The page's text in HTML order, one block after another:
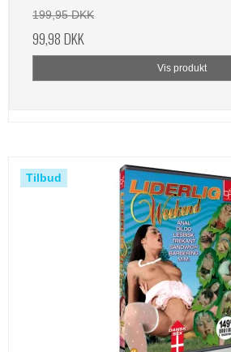
199,95 DKK
99,98 DKK
Vis produkt
Tilbud